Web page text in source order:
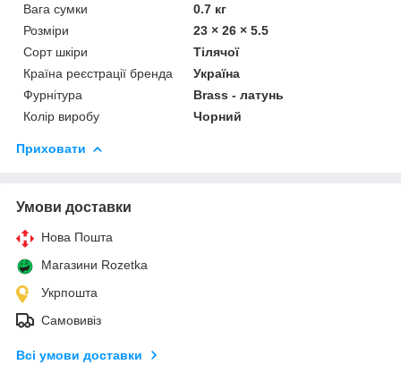
Вага сумки
0.7 кг
Розміри
23 × 26 × 5.5
Сорт шкіри
Тілячої
Країна реєстрації бренда
Україна
Фурнітура
Brass - латунь
Колір виробу
Чорний
Приховати
Умови доставки
Нова Пошта
Магазини Rozetka
Укрпошта
Самовивіз
Всі умови доставки